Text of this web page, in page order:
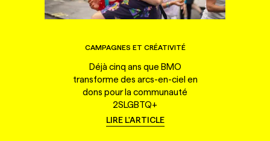
CAMPAGNES ET CRÉATIVITÉ
Déjà cinq ans que BMO
transforme des arcs-en-ciel en
dons pour la communauté
2SLGBTQ+
LIRE L'ARTICLE